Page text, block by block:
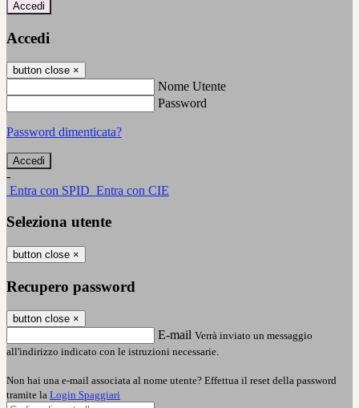
Accedi
Accedi
button close ×
Nome Utente
Password
Password dimenticata?
-
Entra con SPID Entra con CIE
Seleziona utente
button close ×
Recupero password
button close ×
E-mail Verrà inviato un messaggio
all'indirizzo indicato con le istruzioni necessarie.
Non hai una e-mail associata al nome utente? Effettua il reset della password
tramite la Login Spaggiari